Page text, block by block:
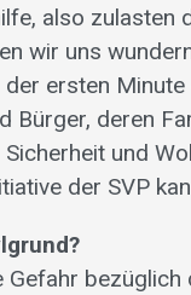
also zulasten
wir uns
ersten
Bürger, deren
Sicherheit und
der SVP
Gefahr